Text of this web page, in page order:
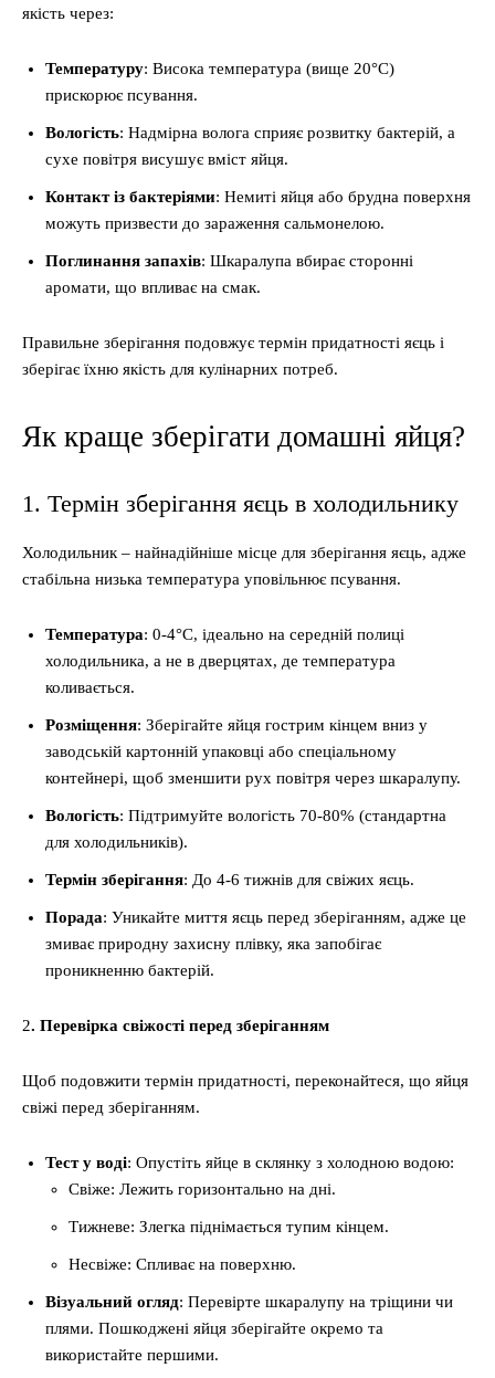
якість через:
Температуру: Висока температура (вище 20°C)
прискорює псування.
Вологість: Надмірна волога сприяє розвитку бактерій, а
сухе повітря висушує вміст яйця.
Контакт із бактеріями: Немиті яйця або брудна поверхня
можуть призвести до зараження сальмонелою.
Поглинання запахів: Шкаралупа вбирає сторонні
аромати, що впливає на смак.
Правильне зберігання подовжує термін придатності яєць і
зберігає їхню якість для кулінарних потреб.
Як краще зберігати домашні яйця?
1. Термін зберігання яєць в холодильнику
Холодильник – найнадійніше місце для зберігання яєць, адже
стабільна низька температура уповільнює псування.
Температура: 0-4°C, ідеально на середній полиці
холодильника, а не в дверцятах, де температура
коливається.
Розміщення: Зберігайте яйця гострим кінцем вниз у
заводській картонній упаковці або спеціальному
контейнері, щоб зменшити рух повітря через шкаралупу.
Вологість: Підтримуйте вологість 70-80% (стандартна
для холодильників).
Термін зберігання: До 4-6 тижнів для свіжих яєць.
Порада: Уникайте миття яєць перед зберіганням, адже це
змиває природну захисну плівку, яка запобігає
проникненню бактерій.
2. Перевірка свіжості перед зберіганням
Щоб подовжити термін придатності, переконайтеся, що яйця
свіжі перед зберіганням.
Тест у воді: Опустіть яйце в склянку з холодною водою:
Свіже: Лежить горизонтально на дні.
Тижневе: Злегка піднімається тупим кінцем.
Несвіже: Спливає на поверхню.
Візуальний огляд: Перевірте шкаралупу на тріщини чи
плями. Пошкоджені яйця зберігайте окремо та
використайте першими.